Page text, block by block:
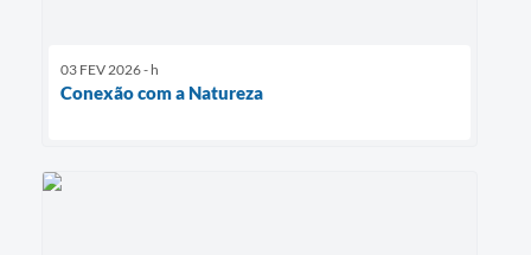
03 FEV 2026 - h
Conexão com a Natureza